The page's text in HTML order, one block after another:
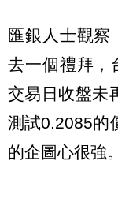
匯銀人士觀察
去一個禮拜，
交易日收盤未
測試0.2085的
的企圖心很強。